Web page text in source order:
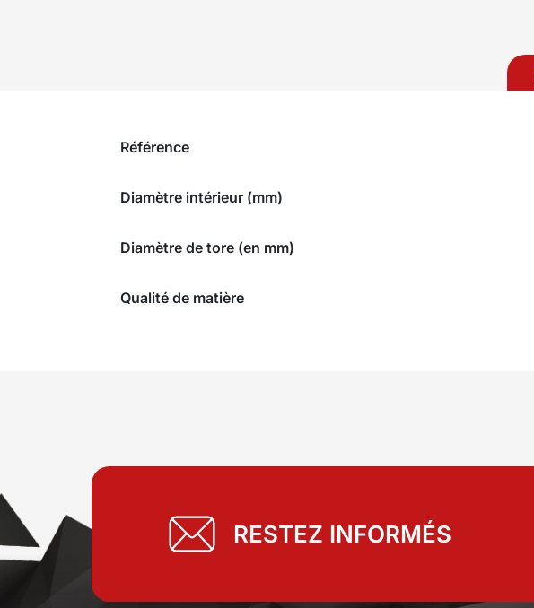
Référence
Diamètre intérieur (mm)
Diamètre de tore (en mm)
Qualité de matière
RESTEZ INFORMÉS